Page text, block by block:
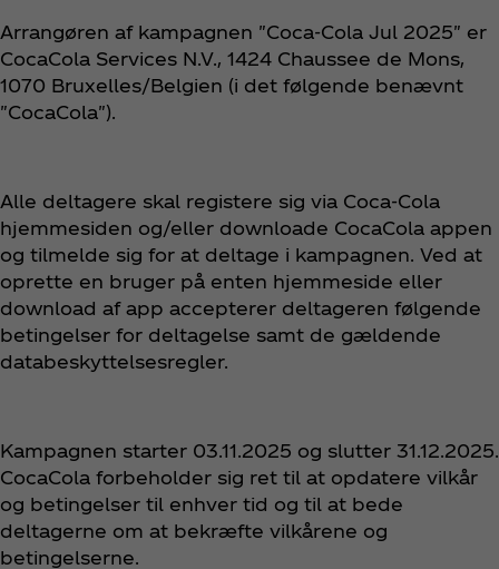
Arrangøren af kampagnen "Coca‑Cola Jul 2025" er
CocaCola Services N.V., 1424 Chaussee de Mons,
1070 Bruxelles/Belgien (i det følgende benævnt
"CocaCola").
Alle deltagere skal registere sig via Coca‑Cola
hjemmesiden og/eller downloade CocaCola appen
og tilmelde sig for at deltage i kampagnen. Ved at
oprette en bruger på enten hjemmeside eller
download af app accepterer deltageren følgende
betingelser for deltagelse samt de gældende
databeskyttelsesregler.
Kampagnen starter 03.11.2025 og slutter 31.12.2025.
CocaCola forbeholder sig ret til at opdatere vilkår
og betingelser til enhver tid og til at bede
deltagerne om at bekræfte vilkårene og
betingelserne.